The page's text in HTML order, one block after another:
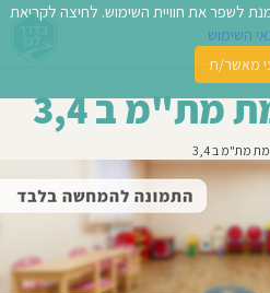
מת"מ ב 3,4
מת"מ ב 3,4
לשפר את חוויית השימוש. לחיצה לקריאת
השימוש
מאשר/ת